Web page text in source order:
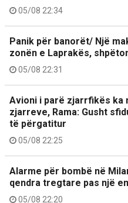
05/08 22:34
Panik për banorët/ Një
zonën e Laprakës,
05/08 22:31
Avioni i parë zjarrfikës ka
zjarreve, Rama: Gusht
të përgatitur
05/08 22:25
Alarme për bombë në
qendra tregtare pas një
05/08 22:20